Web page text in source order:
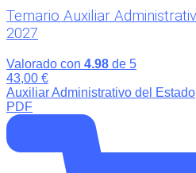
Temario Auxiliar
2027
Valorado con 4.98 de 5
43,00 €
Auxiliar Administrativo del Estado
PDF